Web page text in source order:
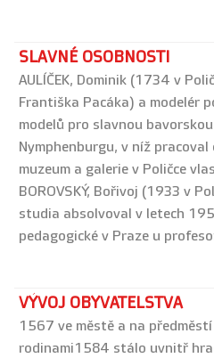
SLAVNÉ OSOBNOSTI
AULÍČEK, Dominik (1734 v
Františka Pacáka) a modelér
modelů pro slavnou
Nymphenburgu, v níž
muzeum a galerie v Poličce
BOROVSKÝ, Bořivoj (1933 v
studia absolvoval v letech
pedagogické v Praze u
VÝVOJ OBYVATELSTVA
1567 ve městě a na
rodinami1584 stálo uvnitř